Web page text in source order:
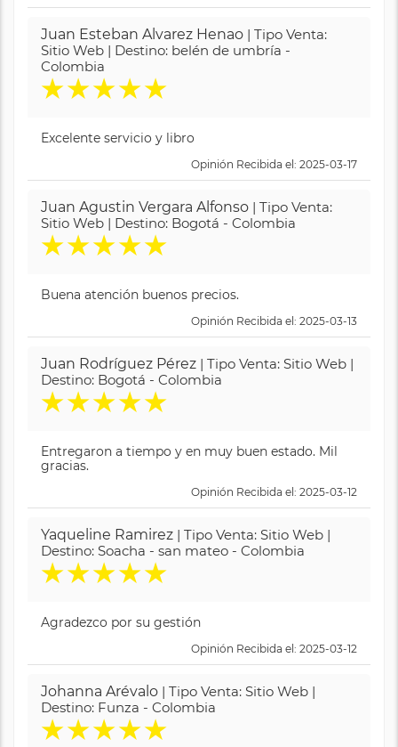
Juan Esteban Alvarez Henao | Tipo Venta:
Sitio Web | Destino: belén de umbría -
Colombia
★★★★★
Excelente servicio y libro
Opinión Recibida el: 2025-03-17
Juan Agustin Vergara Alfonso | Tipo Venta:
Sitio Web | Destino: Bogotá - Colombia
★★★★★
Buena atención buenos precios.
Opinión Recibida el: 2025-03-13
Juan Rodríguez Pérez | Tipo Venta: Sitio Web |
Destino: Bogotá - Colombia
★★★★★
Entregaron a tiempo y en muy buen estado. Mil
gracias.
Opinión Recibida el: 2025-03-12
Yaqueline Ramirez | Tipo Venta: Sitio Web |
Destino: Soacha - san mateo - Colombia
★★★★★
Agradezco por su gestión
Opinión Recibida el: 2025-03-12
Johanna Arévalo | Tipo Venta: Sitio Web |
Destino: Funza - Colombia
★★★★★